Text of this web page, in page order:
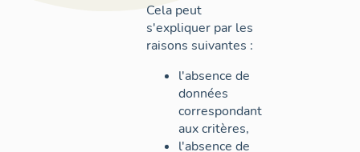
Cela peut
s'expliquer par les
raisons suivantes :
l'absence de
données
correspondant
aux critères,
l'absence de